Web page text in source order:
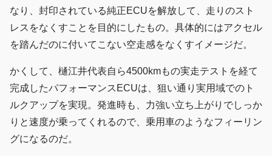
なり、封印されている純正ECUを解放して、走りのスト
レスをなくすことを目的にしたもの。具体的にはアクセル
を踏んだのに付いてこない空走感をなくすイメージだ。
かくして、樋江井代表自ら4500kmもの実走テストを経て
完成したパフォーマンスECUは、狙い通り実用域でのト
ルクアップを実現。発進時も、力強い立ち上がりでしっか
りと速度が乗ってくれるので、乗用車のようなフィーリン
グになるのだ。